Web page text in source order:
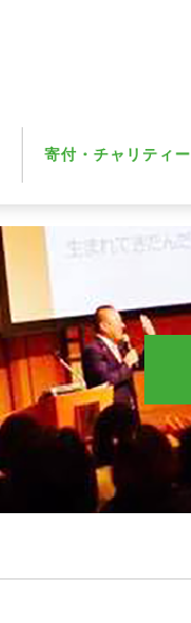
寄付・チャリティー